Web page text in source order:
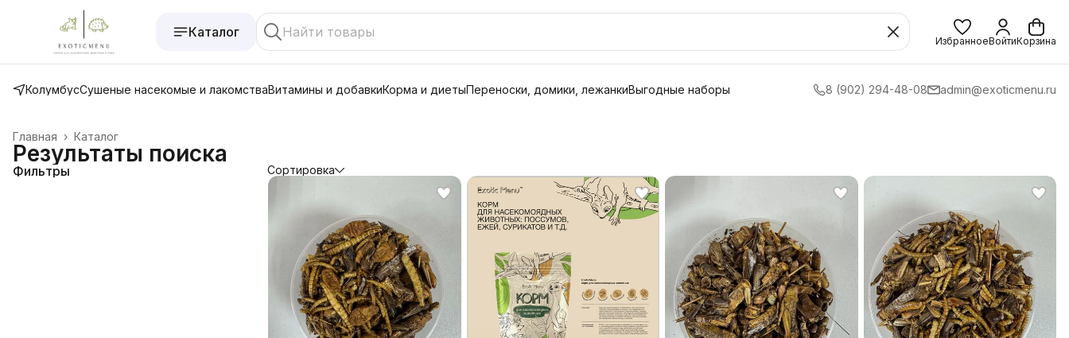
Каталог
ИзбранноеВойтиКорзина
КолумбусСушеные насекомые и лакомстваВитамины и добавкиКорма и диетыПереноски, домики, лежанкиВыгодные наборы 8 (902) 294-48-08 admin@exoticmenu.ru
Каталог
Главная ›
Результаты поиска
Фильтры Сортировка